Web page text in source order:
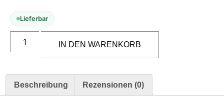
Lieferbar
ARTOOL
SK
Return
of
Skullmaster
Frontal
IN DEN WARENKORB
Beschreibung Rezensionen (0)